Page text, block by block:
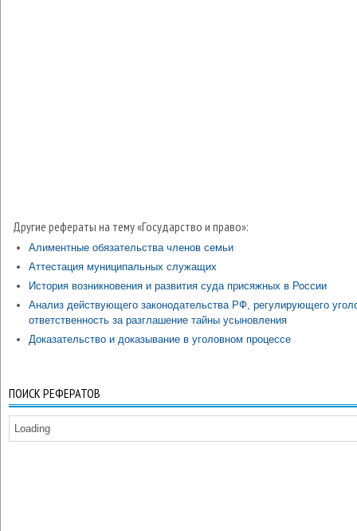
Другие рефераты на тему «Государство и право»:
Алиментные обязательства членов семьи
Аттестация муниципальных служащих
История возникновения и развития суда присяжных в России
Анализ действующего законодательства РФ, регулирующего
ответственность за разглашение тайны усыновления
Доказательство и доказывание в уголовном процессе
ПОИСК РЕФЕРАТОВ
Loading